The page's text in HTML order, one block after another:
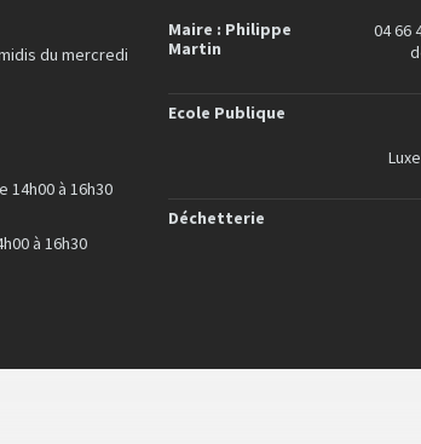
du mercredi
14h00 à 16h30
à 16h30
Maire : Philippe
Martin
04 66
Ecole Publique
Déchetterie